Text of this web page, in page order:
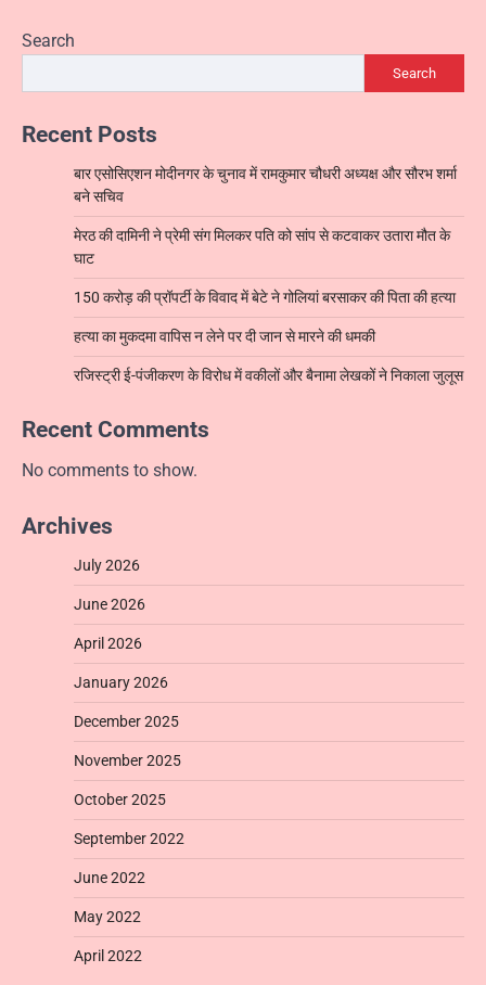
Search
Search
Recent Posts
बार एसोसिएशन मोदीनगर के चुनाव में रामकुमार चौधरी अध्यक्ष और सौरभ शर्मा
बने सचिव
मेरठ की दामिनी ने प्रेमी संग मिलकर पति को सांप से कटवाकर उतारा मौत के
घाट
150 करोड़ की प्रॉपर्टी के विवाद में बेटे ने गोलियां बरसाकर की पिता की हत्या
हत्या का मुकदमा वापिस न लेने पर दी जान से मारने की धमकी
रजिस्ट्री ई-पंजीकरण के विरोध में वकीलों और बैनामा लेखकों ने निकाला जुलूस
Recent Comments
No comments to show.
Archives
July 2026
June 2026
April 2026
January 2026
December 2025
November 2025
October 2025
September 2022
June 2022
May 2022
April 2022